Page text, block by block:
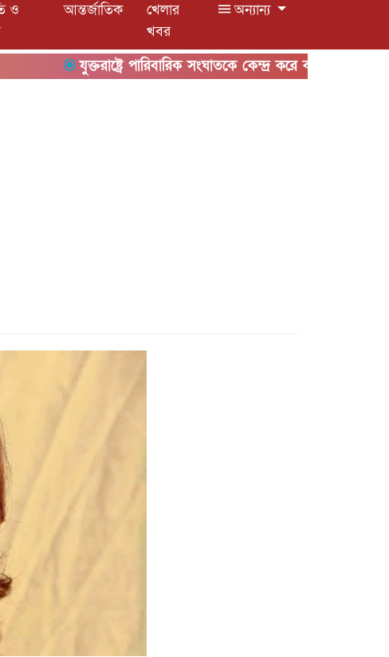
ও
আন্তর্জাতিক
খেলার
খবর
অন্যান্য
যুক্তরাষ্ট্রে পারিবারিক সংঘাতকে কেন্দ্র করে বন্দুক হামলা, নিহত ৩